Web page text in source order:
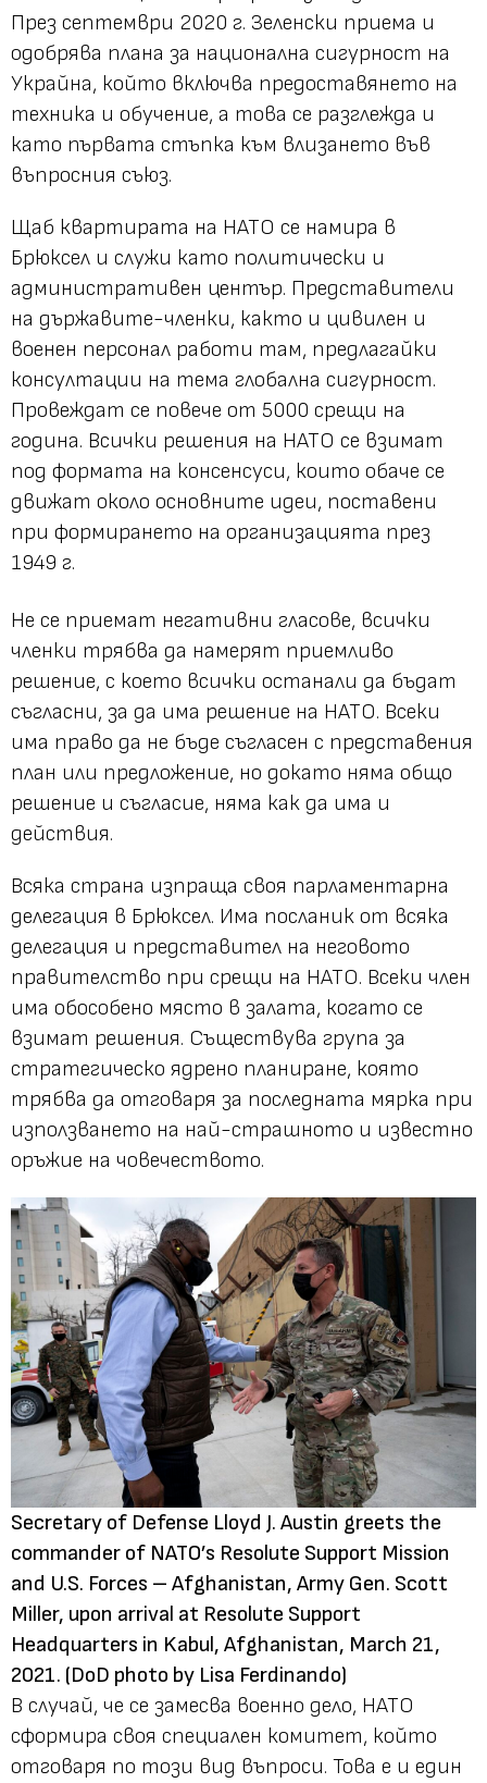
През септември 2020 г. Зеленски приема и
одобрява плана за национална сигурност на
Украйна, който включва предоставянето на
техника и обучение, а това се разглежда и
като първата стъпка към влизането във
въпросния съюз.
Щаб квартирата на НАТО се намира в
Брюксел и служи като политически и
административен център. Представители
на държавите-членки, както и цивилен и
военен персонал работи там, предлагайки
консултации на тема глобална сигурност.
Провеждат се повече от 5000 срещи на
година. Всички решения на НАТО се взимат
под формата на консенсуси, които обаче се
движат около основните идеи, поставени
при формирането на организацията през
1949 г.
Не се приемат негативни гласове, всички
членки трябва да намерят приемливо
решение, с което всички останали да бъдат
съгласни, за да има решение на НАТО. Всеки
има право да не бъде съгласен с представения
план или предложение, но докато няма общо
решение и съгласие, няма как да има и
действия.
Всяка страна изпраща своя парламентарна
делегация в Брюксел. Има посланик от всяка
делегация и представител на неговото
правителство при срещи на НАТО. Всеки член
има обособено място в залата, когато се
взимат решения. Съществува група за
стратегическо ядрено планиране, която
трябва да отговаря за последната мярка при
използването на най-страшното и известно
оръжие на човечеството.
Secretary of Defense Lloyd J. Austin greets the
commander of NATO’s Resolute Support Mission
and U.S. Forces – Afghanistan, Army Gen. Scott
Miller, upon arrival at Resolute Support
Headquarters in Kabul, Afghanistan, March 21,
2021. (DoD photo by Lisa Ferdinando)
В случай, че се замесва военно дело, НАТО
сформира своя специален комитет, който
отговаря по този вид въпроси. Това е и един